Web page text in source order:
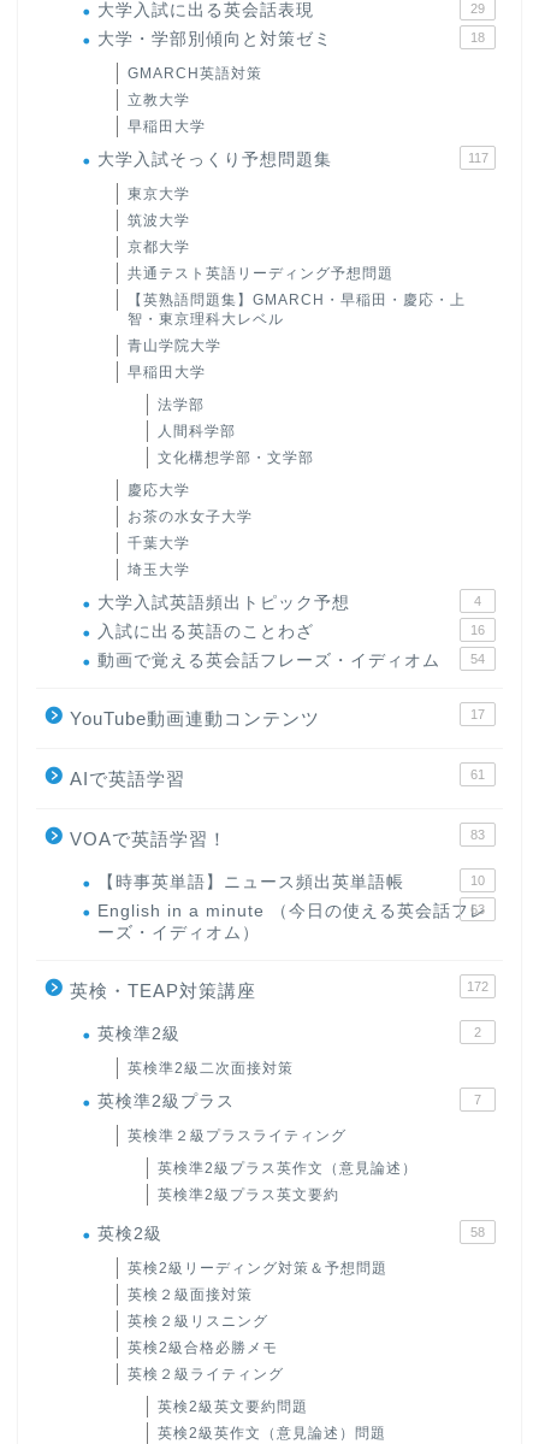
大学入試に出る英会話表現 29
大学・学部別傾向と対策ゼミ 18
GMARCH英語対策
立教大学
早稲田大学
大学入試そっくり予想問題集 117
東京大学
筑波大学
京都大学
共通テスト英語リーディング予想問題
【英熟語問題集】GMARCH・早稲田・慶応・上
智・東京理科大レベル
青山学院大学
早稲田大学
法学部
人間科学部
文化構想学部・文学部
慶応大学
お茶の水女子大学
千葉大学
埼玉大学
大学入試英語頻出トピック予想 4
入試に出る英語のことわざ 16
動画で覚える英会話フレーズ・イディオム 54
YouTube動画連動コンテンツ 17
AIで英語学習 61
VOAで英語学習！ 83
【時事英単語】ニュース頻出英単語帳 10
English in a minute （今日の使える英会話フレ
ーズ・イディオム）
63
英検・TEAP対策講座 172
英検準2級 2
英検準2級二次面接対策
英検準2級プラス 7
英検準２級プラスライティング
英検準2級プラス英作文（意見論述）
英検準2級プラス英文要約
英検2級 58
英検2級リーディング対策＆予想問題
英検２級面接対策
英検２級リスニング
英検2級合格必勝メモ
英検２級ライティング
英検2級英文要約問題
英検2級英作文（意見論述）問題